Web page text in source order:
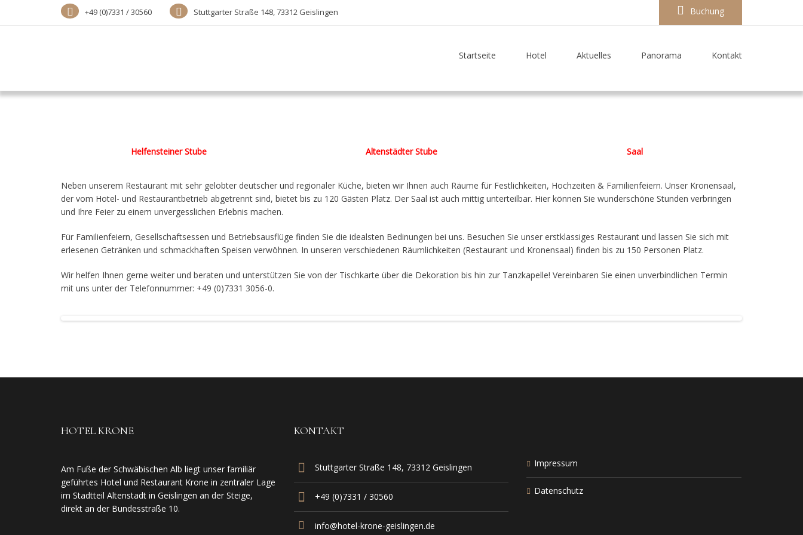
+49 (0)7331 / 30560 Stuttgarter Straße 148, 73312 Geislingen Buchung
Startseite Hotel Aktuelles Panorama Kontakt
Helfensteiner Stube Altenstädter Stube Saal
Neben unserem Restaurant mit sehr gelobter deutscher und regionaler Küche, bieten wir Ihnen auch Räume für Festlichkeiten, Hochzeiten & Familienfeiern. Unser Kronensaal,
der vom Hotel- und Restaurantbetrieb abgetrennt sind, bietet bis zu 120 Gästen Platz. Der Saal ist auch mittig unterteilbar. Hier können Sie wunderschöne Stunden verbringen
und Ihre Feier zu einem unvergesslichen Erlebnis machen.
Für Familienfeiern, Gesellschaftsessen und Betriebsausflüge finden Sie die idealsten Bedinungen bei uns. Besuchen Sie unser erstklassiges Restaurant und lassen Sie sich mit
erlesenen Getränken und schmackhaften Speisen verwöhnen. In unseren verschiedenen Räumlichkeiten (Restaurant und Kronensaal) finden bis zu 150 Personen Platz.
Wir helfen Ihnen gerne weiter und beraten und unterstützen Sie von der Tischkarte über die Dekoration bis hin zur Tanzkapelle! Vereinbaren Sie einen unverbindlichen Termin
mit uns unter der Telefonnummer: +49 (0)7331 3056-0.
HOTEL KRONE
Am Fuße der Schwäbischen Alb liegt unser familiär
geführtes Hotel und Restaurant Krone in zentraler Lage
im Stadtteil Altenstadt in Geislingen an der Steige,
direkt an der Bundesstraße 10.
KONTAKT
Stuttgarter Straße 148, 73312 Geislingen
+49 (0)7331 / 30560
info@hotel-krone-geislingen.de
Impressum
Datenschutz